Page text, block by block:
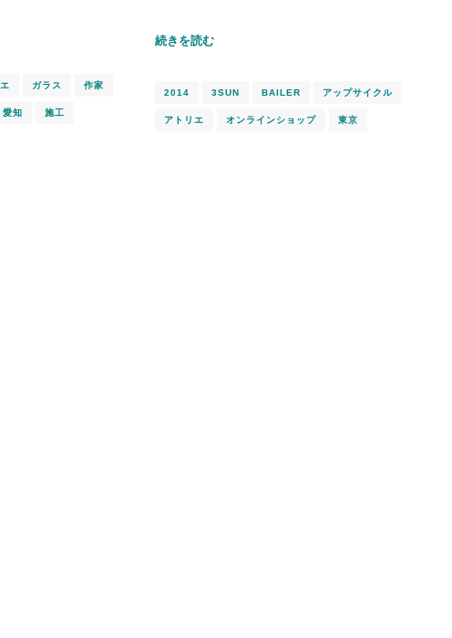
ガラス 作家
愛知 施工
続きを読む
2014 3SUN BAILER アップサイクル
アトリエ オンラインショップ 東京